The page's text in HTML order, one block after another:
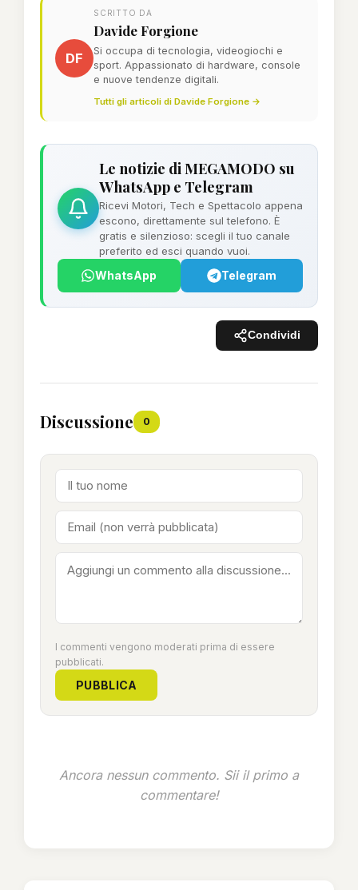
DF
SCRITTO DA
Davide Forgione
Si occupa di tecnologia, videogiochi e
sport. Appassionato di hardware, console
e nuove tendenze digitali.
Tutti gli articoli di Davide Forgione →
Le notizie di MEGAMODO su
WhatsApp e Telegram
Ricevi Motori, Tech e Spettacolo appena
escono, direttamente sul telefono. È
gratis e silenzioso: scegli il tuo canale
preferito ed esci quando vuoi.
WhatsApp Telegram
Condividi
Discussione 0
I commenti vengono moderati prima di essere
pubblicati.
PUBBLICA
Ancora nessun commento. Sii il primo a
commentare!